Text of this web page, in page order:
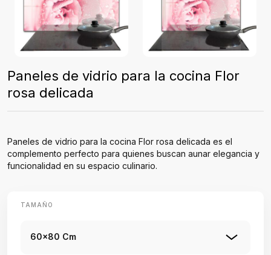
Paneles de vidrio para la cocina Flor
rosa delicada
Paneles de vidrio para la cocina Flor rosa delicada es el
complemento perfecto para quienes buscan aunar elegancia y
funcionalidad en su espacio culinario.
TAMAÑO
60x80 Cm